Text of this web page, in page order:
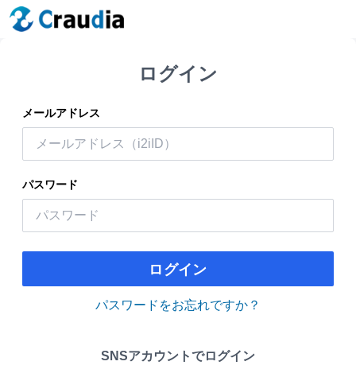
ログイン
メールアドレス
パスワード
ログイン
パスワードをお忘れですか？
SNSアカウントでログイン